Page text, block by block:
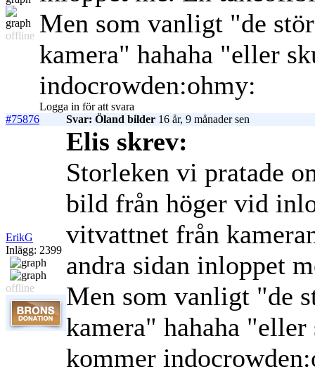
offline Men som vanligt "de
kamera" hahaha "eller
indocrowden:ohmy:
Logga in för att svara
#75876
Svar: Öland bilder 16 år, 9 månader sen
ErikG
Inlägg: 2399
offline
Elis skrev:
Storleken vi pratade
bild från höger vid
vitvattnet från
andra sidan inloppet
Men som vanligt "de
kamera" hahaha
kommer